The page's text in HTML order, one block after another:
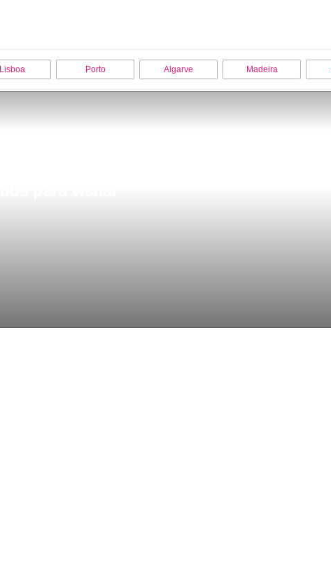
Lisboa Porto Algarve Madeira